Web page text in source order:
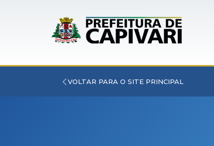
VOLTAR PARA O SITE PRINCIPAL